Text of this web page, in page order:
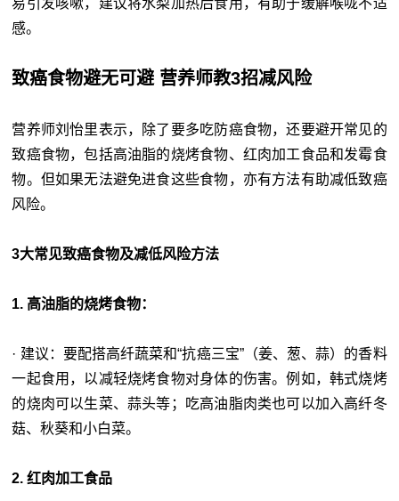
易引发咳嗽，建议将水梨加热后食用，有助于缓解喉咙不适
感。
致癌食物避无可避 营养师教3招减风险
营养师刘怡里表示，除了要多吃防癌食物，还要避开常见的
致癌食物，包括高油脂的烧烤食物、红肉加工食品和发霉食
物。但如果无法避免进食这些食物，亦有方法有助减低致癌
风险。
3大常见致癌食物及减低风险方法
1. 高油脂的烧烤食物：
· 建议：要配搭高纤蔬菜和“抗癌三宝”（姜、葱、蒜）的香料
一起食用，以减轻烧烤食物对身体的伤害。例如，韩式烧烤
的烧肉可以生菜、蒜头等；吃高油脂肉类也可以加入高纤冬
菇、秋葵和小白菜。
2. 红肉加工食品